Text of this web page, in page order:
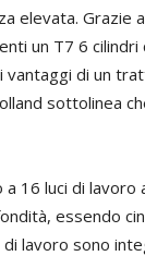
elevata. Grazie
un T7 6
vantaggi di un
sottolinea
16 luci di lavoro
essendo
lavoro sono